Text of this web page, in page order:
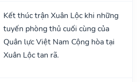
Kết thúc trận Xuân Lộc khi những
tuyến phòng thủ cuối cùng của
Quân lực Việt Nam Cộng hòa tại
Xuân Lộc tan rã.